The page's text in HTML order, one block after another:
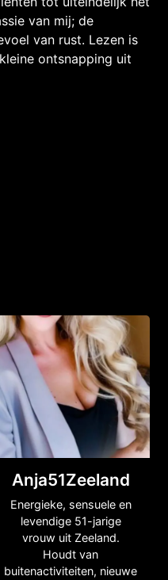
van mij; de
van rust. Lezen is
ontsnapping uit
Anja51Zeeland
Energieke, sensuele en
levendige 51-jarige
vrouw uit Zeeland.
Houdt van
buitenactiviteiten, nieuwe